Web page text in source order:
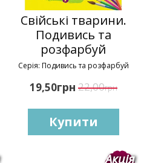
Свійські тварини.
Подивись та
розфарбуй
Серія: Подивись та розфарбуй
19,50грн 22,00грн
Купити
Акція